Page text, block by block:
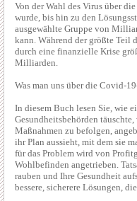
Von der Wahl des Virus über
wurde, bis hin zu den
ausgewählte Gruppe von
kann. Während der größte Teil
durch eine finanzielle Krise
Milliarden.
Was man uns über die Covid-
In diesem Buch lesen Sie, wie
Gesundheitsbehörden
Maßnahmen zu befolgen,
ihr Plan aussieht, mit dem sie
für das Problem wird von
Wohlbefinden angetrieben.
rauben und Ihre Gesundheit
bessere, sicherere Lösungen,